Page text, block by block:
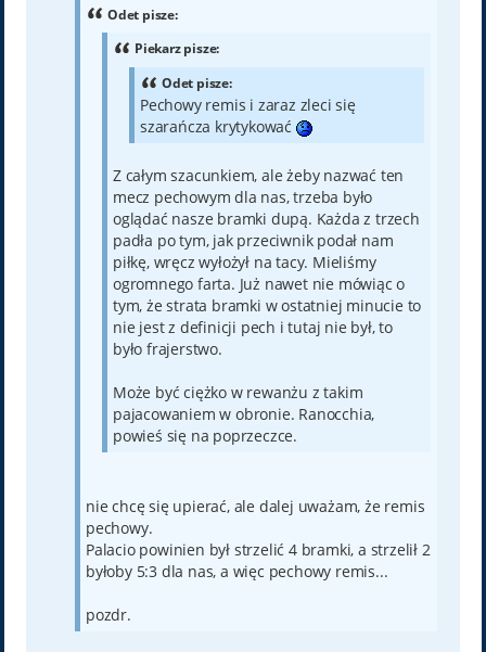
Odet pisze:
Piekarz pisze:
Odet pisze:
Pechowy remis i zaraz zleci się
szarańcza krytykować
Z całym szacunkiem, ale żeby nazwać ten
mecz pechowym dla nas, trzeba było
oglądać nasze bramki dupą. Każda z trzech
padła po tym, jak przeciwnik podał nam
piłkę, wręcz wyłożył na tacy. Mieliśmy
ogromnego farta. Już nawet nie mówiąc o
tym, że strata bramki w ostatniej minucie to
nie jest z definicji pech i tutaj nie był, to
było frajerstwo.
Może być ciężko w rewanżu z takim
pajacowaniem w obronie. Ranocchia,
powieś się na poprzeczce.
nie chcę się upierać, ale dalej uważam, że remis
pechowy.
Palacio powinien był strzelić 4 bramki, a strzelił 2
byłoby 5:3 dla nas, a więc pechowy remis...
pozdr.